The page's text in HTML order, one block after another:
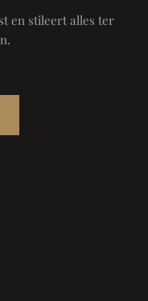
en stileert alles ter